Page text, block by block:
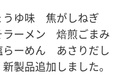
うゆ味 焦がしねぎ
ーメン 焙煎ごまみ
ーめん あさりだし
製品追加しました。